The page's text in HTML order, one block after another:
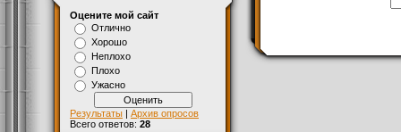
Оцените мой сайт
Отлично
Хорошо
Неплохо
Плохо
Ужасно
Результаты | Архив опросов
Всего ответов: 28